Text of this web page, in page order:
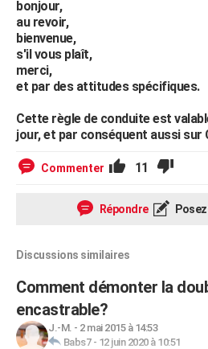
bonjour,
au revoir,
bienvenue,
s'il vous plaît,
merci,
et par des attitudes spécifiques.
Cette règle de conduite est
jour, et par conséquent aussi sur
Commenter 11
Répondre
Discussions similaires
Comment démonter la
encastrable?
J.-M. - 2 mai 2015 à 14:53
Babs7- 12 juin 2020 à 10:51